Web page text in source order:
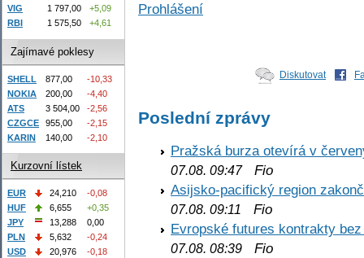
Prohlášení
Diskutovat
Poslední zprávy
Pražská burza otevírá v
07.08. 09:47Fio
Asijsko-pacifický region
07.08. 09:11
Fio
Evropské futures kontrakty
07.08. 08:39 Fio
VIG
1 797,00
+5,09
RBI
1 575,50 +4,61
Zajímavé poklesy
SHELL 877,00
-10,33
NOKIA
200,00
-4,40
ATS
3 504,00
-2,56
CZGCE
955,00
-2,15
KARIN
140,00 -2,10
Kurzovní lístek
EUR 24,210
-0,08
HUF
6,655
+0,35
JPY
13,288
0,00
PLN
5,632
-0,24
USD
20,976 -0,18